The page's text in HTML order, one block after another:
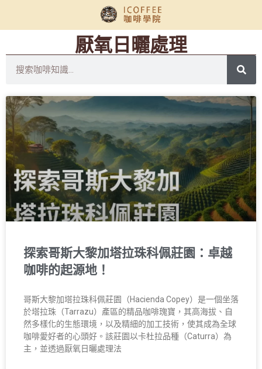
厭氧日曬處理
探索哥斯大黎加塔拉珠科佩莊園：卓越
咖啡的起源地！
哥斯大黎加塔拉珠科佩莊園（Hacienda Copey）是一個坐落
於塔拉珠（Tarrazu）產區的精品咖啡瑰寶，其高海拔、自
然多樣化的生態環境，以及精細的加工技術，使其成為全球
咖啡愛好者的心頭好。該莊園以卡杜拉品種（Caturra）為
主，並透過厭氧日曬處理法